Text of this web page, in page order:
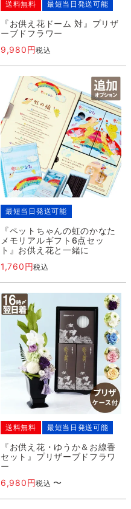
送料無料 最短当日発送可能
『お供え花ドーム 対』プリザ
ーブドフラワー
9,980
税込
最短当日発送可能
『ペットちゃんの虹のかなた
メモリアルギフト6点セッ
ト』お供え花と一緒に
1,760
税込
送料無料 最短当日発送可能
『お供え花・ゆうか＆お線香
セット』プリザーブドフラワ
ー
6,980
税込 〜